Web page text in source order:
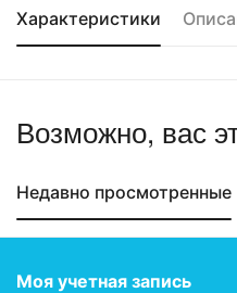
Характеристики
Возможно, вас
Недавно просмотренные
Моя учетная запись